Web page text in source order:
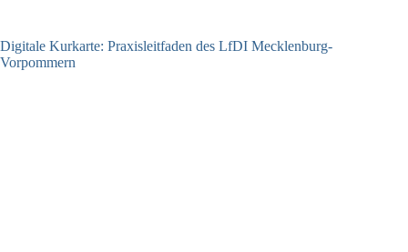
Digitale Kurkarte: Praxisleitfaden des LfDI Mecklenburg-
Vorpommern